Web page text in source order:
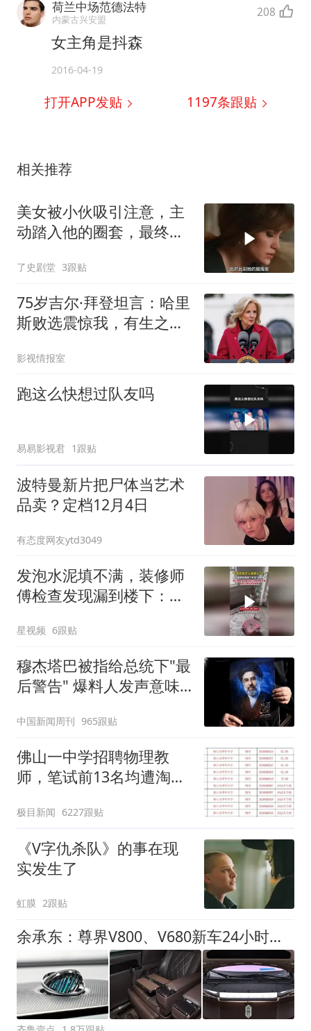
荷兰中场范德法特
内蒙古兴安盟 208
女主角是抖森
2016-04-19
打开APP发贴 1197条跟贴
相关推荐
美女被小伙吸引注意，主
动踏入他的圈套，最终落
了史剧堂 3跟贴
75岁吉尔·拜登坦言：哈里
斯败选震惊我，有生之年
影视情报室
跑这么快想过队友吗
易易影视君 1跟贴
波特曼新片把尸体当艺术
品卖？定档12月4日
有态度网友ytd3049
发泡水泥填不满，装修师
傅检查发现漏到楼下：出
星视频 6跟贴
穆杰塔巴被指给总统下"最
后警告" 爆料人发声意味
中国新闻周刊 965跟贴
佛山一中学招聘物理教
师，笔试前13名均遭淘
聘，成立调查组全面核查
极目新闻 6227跟贴
《V字仇杀队》的事在现
实发生了
虹膜 2跟贴
余承东：尊界V800、V680新车24小时大定突破3500台